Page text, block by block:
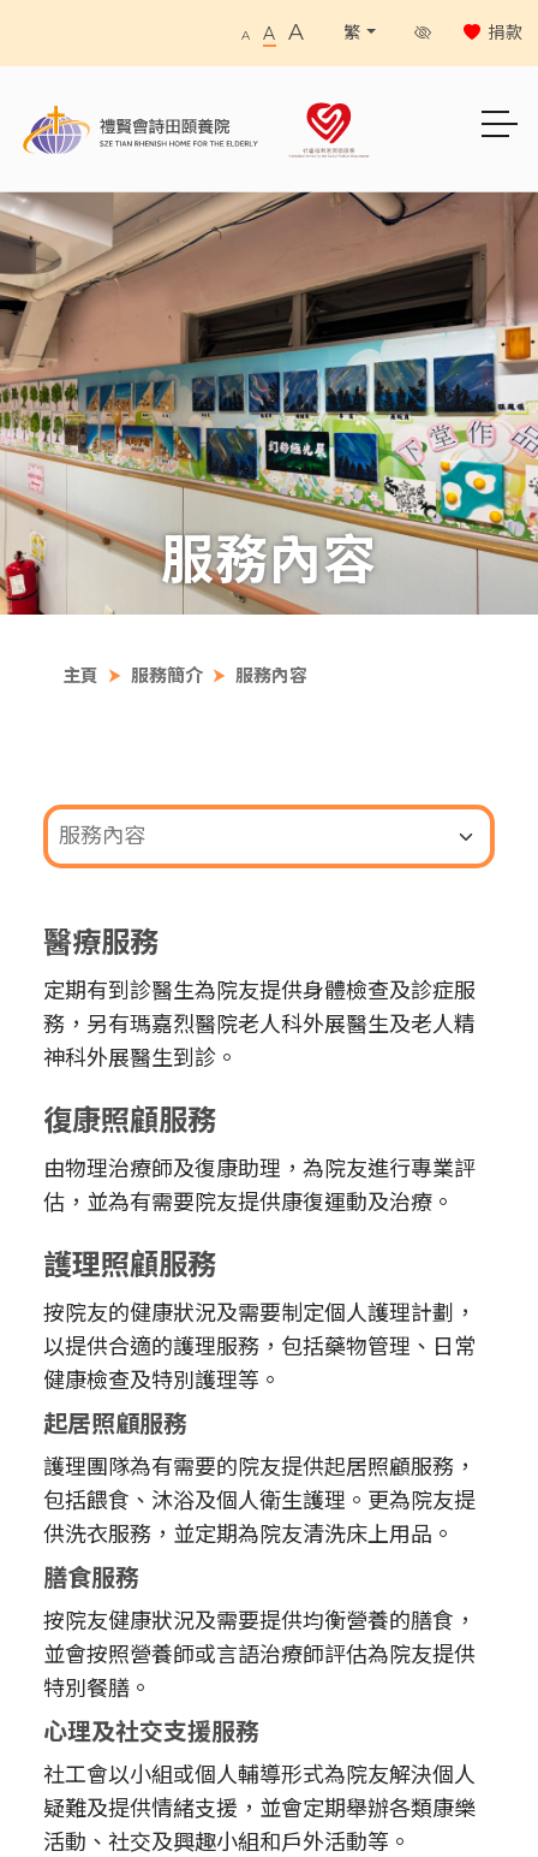
A A A 繁 捐款
服務內容
主頁 服務簡介 服務內容
醫療服務
定期有到診醫生為院友提供身體檢查及診症服
務，另有瑪嘉烈醫院老人科外展醫生及老人精
神科外展醫生到診。
復康照顧服務
由物理治療師及復康助理，為院友進行專業評
估，並為有需要院友提供康復運動及治療。
護理照顧服務
按院友的健康狀況及需要制定個人護理計劃，
以提供合適的護理服務，包括藥物管理、日常
健康檢查及特別護理等。
起居照顧服務
護理團隊為有需要的院友提供起居照顧服務，
包括餵食、沐浴及個人衛生護理。更為院友提
供洗衣服務，並定期為院友清洗床上用品。
膳食服務
按院友健康狀況及需要提供均衡營養的膳食，
並會按照營養師或言語治療師評估為院友提供
特別餐膳。
心理及社交支援服務
社工會以小組或個人輔導形式為院友解決個人
疑難及提供情緒支援，並會定期舉辦各類康樂
活動、社交及興趣小組和戶外活動等。